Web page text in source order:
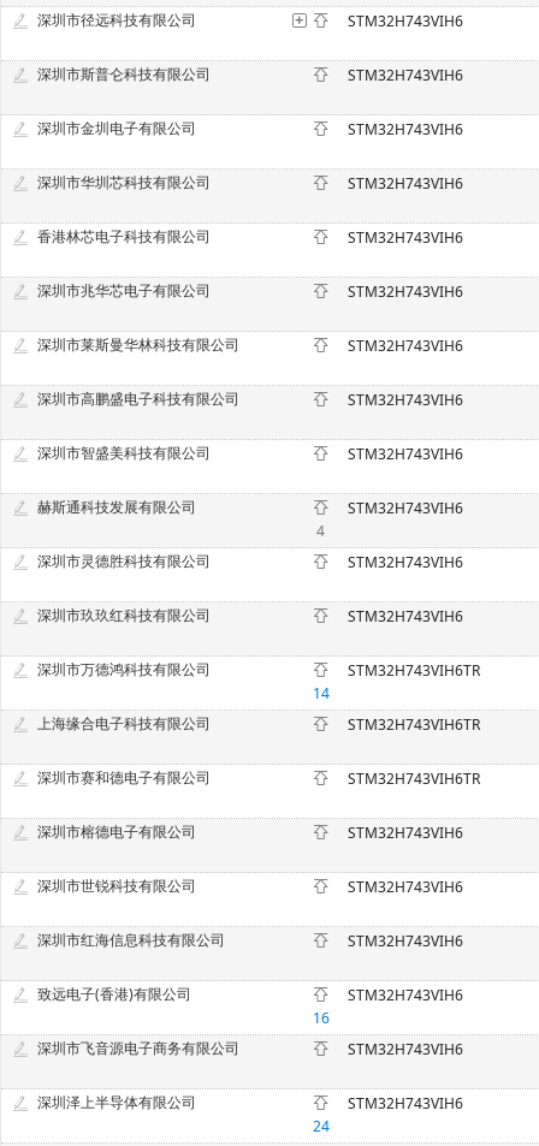
深圳市径远科技有限公司 STM32H743VIH6
深圳市斯普仑科技有限公司 STM32H743VIH6
深圳市金圳电子有限公司 STM32H743VIH6
深圳市华圳芯科技有限公司 STM32H743VIH6
香港林芯电子科技有限公司 STM32H743VIH6
深圳市兆华芯电子有限公司 STM32H743VIH6
深圳市莱斯曼华林科技有限公司 STM32H743VIH6
深圳市高鹏盛电子科技有限公司 STM32H743VIH6
深圳市智盛美科技有限公司 STM32H743VIH6
赫斯通科技发展有限公司
4
STM32H743VIH6
深圳市灵德胜科技有限公司 STM32H743VIH6
深圳市玖玖红科技有限公司 STM32H743VIH6
深圳市万德鸿科技有限公司
14
STM32H743VIH6TR
上海缘合电子科技有限公司 STM32H743VIH6TR
深圳市赛和德电子有限公司 STM32H743VIH6TR
深圳市榕德电子有限公司 STM32H743VIH6
深圳市世锐科技有限公司 STM32H743VIH6
深圳市红海信息科技有限公司 STM32H743VIH6
致远电子(香港)有限公司
16
STM32H743VIH6
深圳市飞音源电子商务有限公司 STM32H743VIH6
深圳泽上半导体有限公司
24
STM32H743VIH6